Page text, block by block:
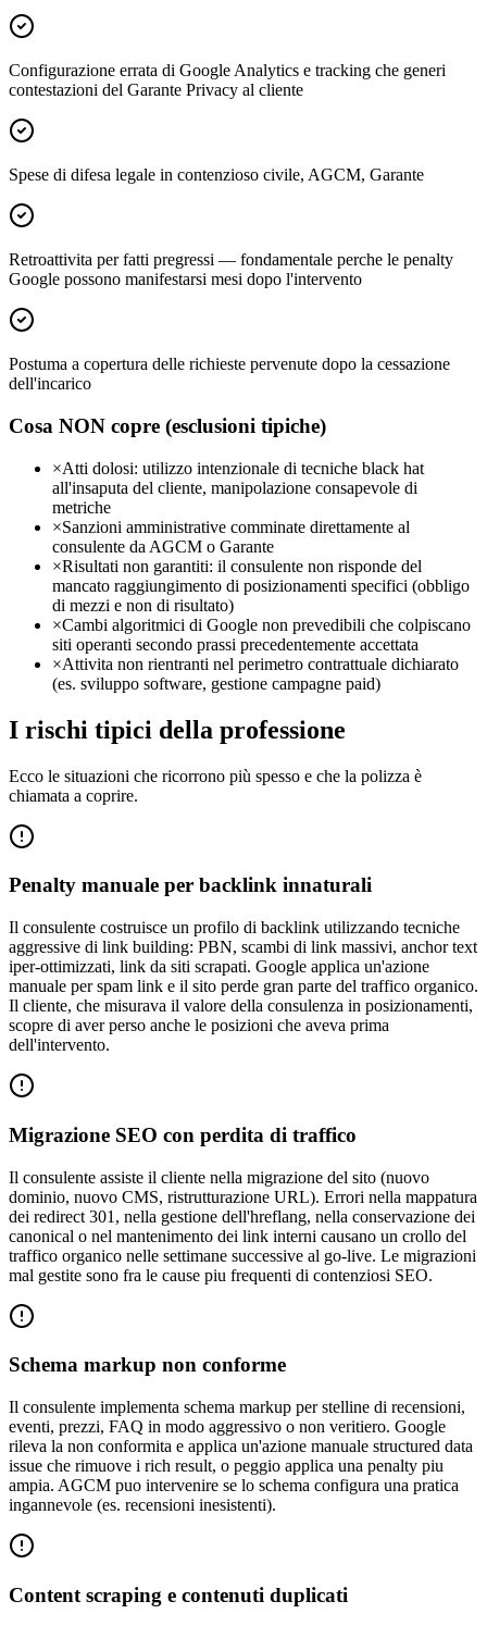
Configurazione errata di Google Analytics e tracking che generi
contestazioni del Garante Privacy al cliente
Spese di difesa legale in contenzioso civile, AGCM, Garante
Retroattivita per fatti pregressi — fondamentale perche le penalty
Google possono manifestarsi mesi dopo l'intervento
Postuma a copertura delle richieste pervenute dopo la cessazione
dell'incarico
Cosa NON copre (esclusioni tipiche)
×Atti dolosi: utilizzo intenzionale di tecniche black hat
all'insaputa del cliente, manipolazione consapevole di
metriche
×Sanzioni amministrative comminate direttamente al
consulente da AGCM o Garante
×Risultati non garantiti: il consulente non risponde del
mancato raggiungimento di posizionamenti specifici (obbligo
di mezzi e non di risultato)
×Cambi algoritmici di Google non prevedibili che colpiscano
siti operanti secondo prassi precedentemente accettata
×Attivita non rientranti nel perimetro contrattuale dichiarato
(es. sviluppo software, gestione campagne paid)
I rischi tipici della professione
Ecco le situazioni che ricorrono più spesso e che la polizza è
chiamata a coprire.
Penalty manuale per backlink innaturali
Il consulente costruisce un profilo di backlink utilizzando tecniche
aggressive di link building: PBN, scambi di link massivi, anchor text
iper-ottimizzati, link da siti scrapati. Google applica un'azione
manuale per spam link e il sito perde gran parte del traffico organico.
Il cliente, che misurava il valore della consulenza in posizionamenti,
scopre di aver perso anche le posizioni che aveva prima
dell'intervento.
Migrazione SEO con perdita di traffico
Il consulente assiste il cliente nella migrazione del sito (nuovo
dominio, nuovo CMS, ristrutturazione URL). Errori nella mappatura
dei redirect 301, nella gestione dell'hreflang, nella conservazione dei
canonical o nel mantenimento dei link interni causano un crollo del
traffico organico nelle settimane successive al go-live. Le migrazioni
mal gestite sono fra le cause piu frequenti di contenziosi SEO.
Schema markup non conforme
Il consulente implementa schema markup per stelline di recensioni,
eventi, prezzi, FAQ in modo aggressivo o non veritiero. Google
rileva la non conformita e applica un'azione manuale structured data
issue che rimuove i rich result, o peggio applica una penalty piu
ampia. AGCM puo intervenire se lo schema configura una pratica
ingannevole (es. recensioni inesistenti).
Content scraping e contenuti duplicati